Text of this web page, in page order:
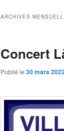
ARCHIVES
Concert
Publié le 30 mars